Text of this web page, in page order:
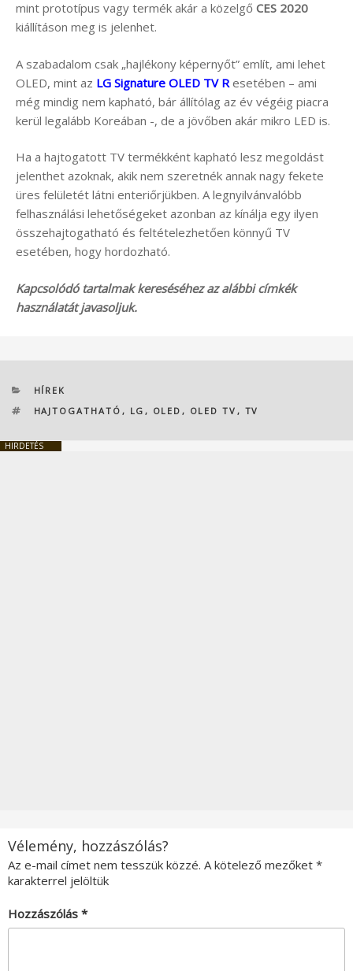
mint prototípus vagy termék akár a közelgő CES 2020
kiállításon meg is jelenhet.
A szabadalom csak „hajlékony képernyőt” említ, ami lehet
OLED, mint az LG Signature OLED TV R esetében – ami
még mindig nem kapható, bár állítólag az év végéig piacra
kerül legalább Koreában -, de a jövőben akár mikro LED is.
Ha a hajtogatott TV termékként kapható lesz megoldást
jelenthet azoknak, akik nem szeretnék annak nagy fekete
üres felületét látni enteriőrjükben. A legnyilvánvalóbb
felhasználási lehetőségeket azonban az kínálja egy ilyen
összehajtogatható és feltételezhetően könnyű TV
esetében, hogy hordozható.
Kapcsolódó tartalmak kereséséhez az alábbi címkék
használatát javasoljuk.
KATEGÓRIÁK
HÍREK
CÍMKÉK
HAJTOGATHATÓ , LG , OLED , OLED TV , TV
HIRDETÉS
Vélemény, hozzászólás?
Az e-mail címet nem tesszük közzé. A kötelező mezőket *
karakterrel jelöltük
Hozzászólás *